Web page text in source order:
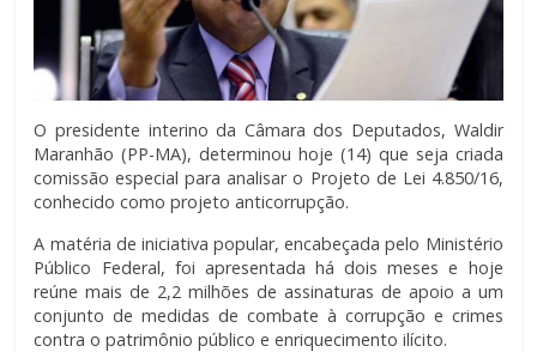
O presidente interino da Câmara dos Deputados, Waldir
Maranhão (PP-MA), determinou hoje (14) que seja criada
comissão especial para analisar o Projeto de Lei 4.850/16,
conhecido como projeto anticorrupção.
A matéria de iniciativa popular, encabeçada pelo Ministério
Público Federal, foi apresentada há dois meses e hoje
reúne mais de 2,2 milhões de assinaturas de apoio a um
conjunto de medidas de combate à corrupção e crimes
contra o patrimônio público e enriquecimento ilícito.